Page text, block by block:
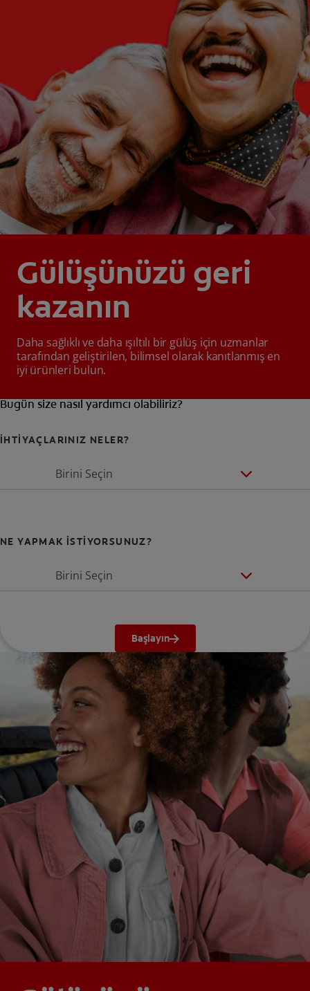
Gülüşünüzü geri
kazanın
Daha sağlıklı ve daha ışıltılı bir gülüş için uzmanlar
tarafından geliştirilen, bilimsel olarak kanıtlanmış en
iyi ürünleri bulun.
Bugün size nasıl yardımcı olabiliriz?
İHTİYAÇLARINIZ NELER?
Birini Seçin
NE YAPMAK İSTİYORSUNUZ?
Birini Seçin
Başlayın